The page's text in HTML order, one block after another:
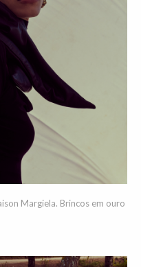
Margiela. Brincos em ouro